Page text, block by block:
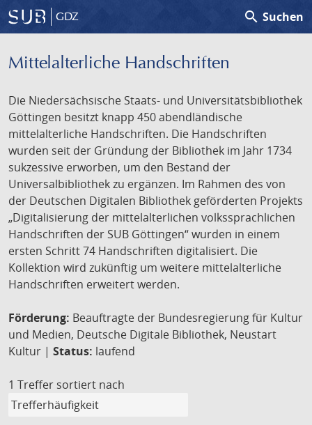
GDZ search Suchen
Mittelalterliche Handschriften
Die Niedersächsische Staats- und Universitätsbibliothek
Göttingen besitzt knapp 450 abendländische
mittelalterliche Handschriften. Die Handschriften
wurden seit der Gründung der Bibliothek im Jahr 1734
sukzessive erworben, um den Bestand der
Universalbibliothek zu ergänzen. Im Rahmen des von
der Deutschen Digitalen Bibliothek geförderten Projekts
„Digitalisierung der mittelalterlichen volkssprachlichen
Handschriften der SUB Göttingen“ wurden in einem
ersten Schritt 74 Handschriften digitalisiert. Die
Kollektion wird zukünftig um weitere mittelalterliche
Handschriften erweitert werden.
Förderung: Beauftragte der Bundesregierung für Kultur
und Medien, Deutsche Digitale Bibliothek, Neustart
Kultur | Status: laufend
1 Treffer sortiert nach